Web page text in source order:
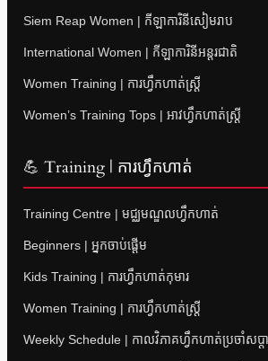
Siem Reap Women | កីឡាការិនីសៀមរាប
International Women | កីឡាការិនីអន្តរជាតិ
Women Training | ការហ្វឹកហាត់ស្ត្រី
Women’s Training Tops | អាវហ្វឹកហាត់ស្ត្រី
💪 Training | ការហ្វឹកហាត់
Training Centre | មជ្ឈមណ្ឌលហ្វឹកហាត់
Beginners | អ្នកចាប់ផ្តើម
Kids Training | ការហ្វឹកហាត់កុមារ
Women Training | ការហ្វឹកហាត់ស្ត្រី
Weekly Schedule | កាលវិភាគហ្វឹកហាត់ប្រចាំសប្